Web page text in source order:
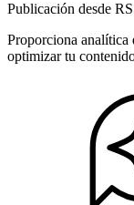
Publicación desde
Proporciona analítica
optimizar tu